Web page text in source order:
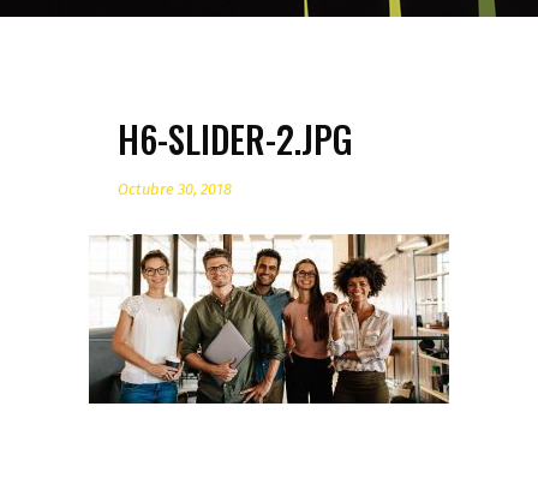
H6-SLIDER-2.JPG
Octubre 30, 2018